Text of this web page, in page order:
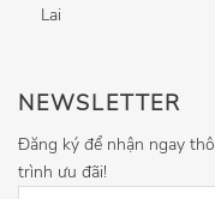
NEWSLETTER
Đăng ký để nhận ngay
trình ưu đãi!
Lai